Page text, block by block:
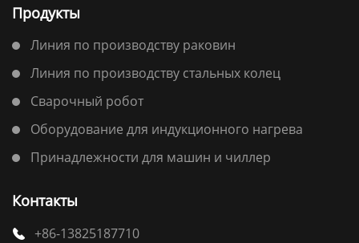
Продукты
Линия по производству раковин
Линия по производству стальных колец
Сварочный робот
Оборудование для индукционного нагрева
Принадлежности для машин и чиллер
Контакты
 +86-13825187710